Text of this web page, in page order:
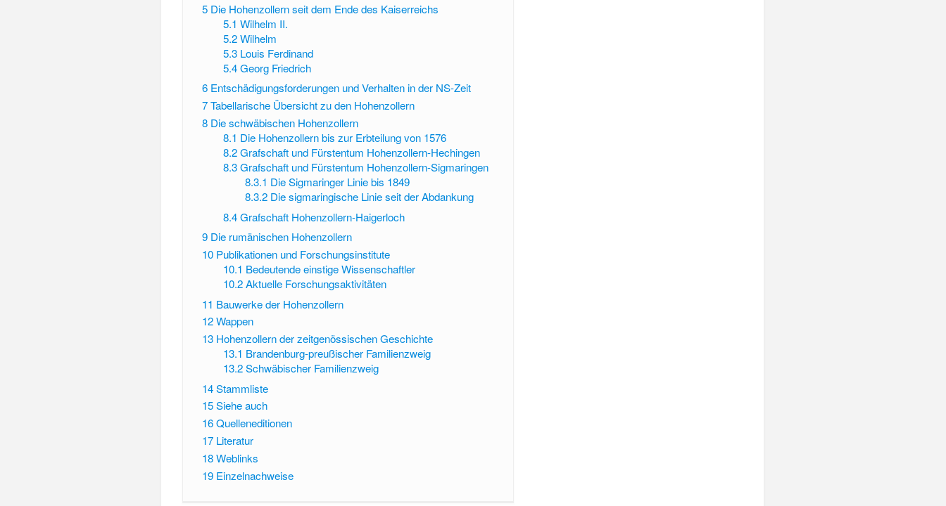
5 Die Hohenzollern seit dem Ende des Kaiserreichs
5.1 Wilhelm II.
5.2 Wilhelm
5.3 Louis Ferdinand
5.4 Georg Friedrich
6 Entschädigungsforderungen und Verhalten in der NS-Zeit
7Tabellarische Übersicht zu den Hohenzollern
8 Die schwäbischen Hohenzollern
8.1 Die Hohenzollern bis zur Erbteilung von 1576
8.2 Grafschaft und Fürstentum Hohenzollern-Hechingen
8.3 Grafschaft und Fürstentum Hohenzollern-Sigmaringen
8.3.1 Die Sigmaringer Linie bis 1849
8.3.2 Die sigmaringische Linie seit der Abdankung
8.4 Grafschaft Hohenzollern-Haigerloch
9 Die rumänischen Hohenzollern
10 Publikationen und Forschungsinstitute
10.1 Bedeutende einstige Wissenschaftler
10.2 Aktuelle Forschungsaktivitäten
11 Bauwerke der Hohenzollern
12Wappen
13 Hohenzollern der zeitgenössischen Geschichte
13.1 Brandenburg-preußischer Familienzweig
13.2 Schwäbischer Familienzweig
14Stammliste
15Siehe auch
16Quelleneditionen
17 Literatur
18Weblinks
19 Einzelnachweise